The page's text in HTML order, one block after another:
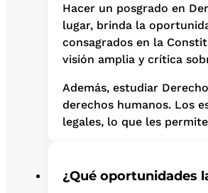
Hacer un posgrado en
lugar, brinda la
consagrados en la
visión amplia y crítica
Además, estudiar
derechos humanos. Los
legales, lo que les
¿Qué oportunidades